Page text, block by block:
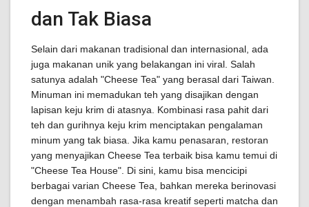
dan Tak Biasa
Selain dari makanan tradisional dan internasional, ada
juga makanan unik yang belakangan ini viral. Salah
satunya adalah "Cheese Tea" yang berasal dari Taiwan.
Minuman ini memadukan teh yang disajikan dengan
lapisan keju krim di atasnya. Kombinasi rasa pahit dari
teh dan gurihnya keju krim menciptakan pengalaman
minum yang tak biasa. Jika kamu penasaran, restoran
yang menyajikan Cheese Tea terbaik bisa kamu temui di
"Cheese Tea House". Di sini, kamu bisa mencicipi
berbagai varian Cheese Tea, bahkan mereka berinovasi
dengan menambah rasa-rasa kreatif seperti matcha dan